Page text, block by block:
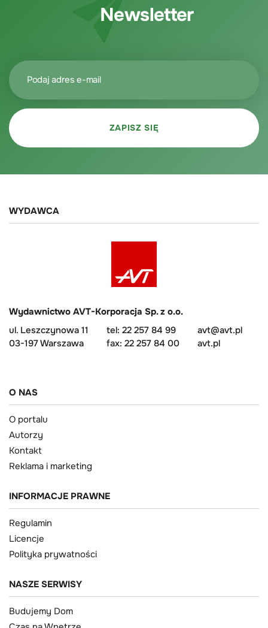
Newsletter
WYDAWCA
Wydawnictwo AVT-Korporacja Sp. z o.o.
ul. Leszczynowa 11
03-197 Warszawa
tel: 22 257 84 99
fax: 22 257 84 00
avt@avt.pl
avt.pl
O NAS
O portalu
Autorzy
Kontakt
Reklama i marketing
INFORMACJE PRAWNE
Regulamin
Licencje
Polityka prywatności
NASZE SERWISY
Budujemy Dom